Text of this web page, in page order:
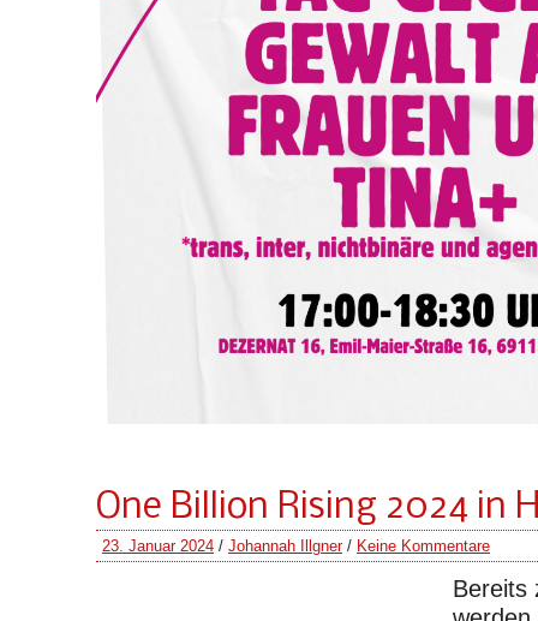
One Billion Rising 2024 in
23. Januar 2024 / Johannah Illgner/ Keine Kommentare
Bereits